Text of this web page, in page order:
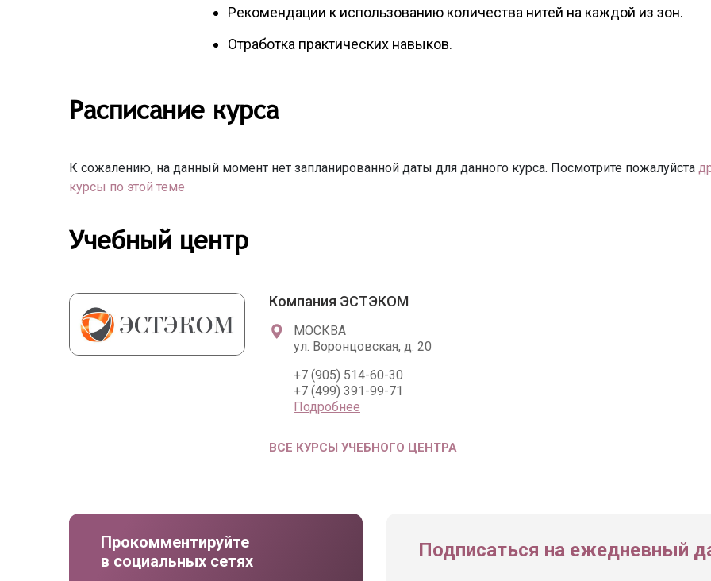
Рекомендации к использованию количества нитей на каждой из зон.
Отработка практических навыков.
Расписание курса
К сожалению, на данный момент нет запланированной даты для данного курса. Посмотрите пожалуйста
курсы по этой теме
Учебный центр
Компания ЭСТЭКОМ
МОСКВА
ул. Воронцовская, д. 20
+7 (905) 514-60-30
+7 (499) 391-99-71
Подробнее
ВСЕ КУРСЫ УЧЕБНОГО ЦЕНТРА
Прокомментируйте
в социальных сетях
Подписаться на ежедневный